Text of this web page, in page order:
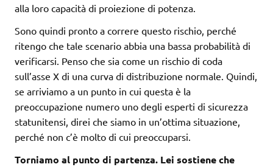
alla loro capacità di proiezione di potenza.
Sono quindi pronto a correre questo rischio, perché
ritengo che tale scenario abbia una bassa probabilità di
verificarsi. Penso che sia come un rischio di coda
sull’asse X di una curva di distribuzione normale. Quindi,
se arriviamo a un punto in cui questa è la
preoccupazione numero uno degli esperti di sicurezza
statunitensi, direi che siamo in un’ottima situazione,
perché non c’è molto di cui preoccuparsi.
Torniamo al punto di partenza. Lei sostiene che